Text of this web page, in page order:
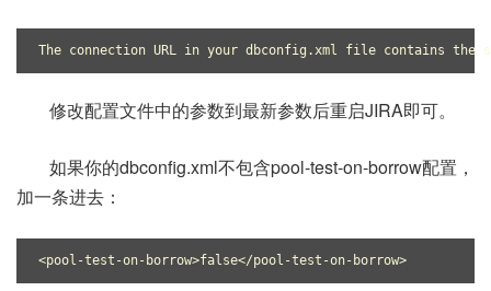
The connection URL in your dbconfig.xml file contains the
修改配置文件中的参数到最新参数后重启JIRA即可。
如果你的dbconfig.xml不包含pool-test-on-borrow配置，
加一条进去：
<pool-test-on-borrow>false</pool-test-on-borrow>